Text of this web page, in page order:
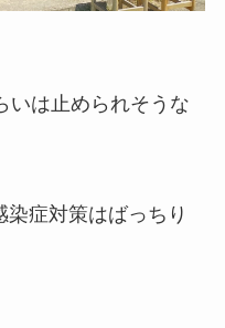
いは止められそうな
症対策はばっちり